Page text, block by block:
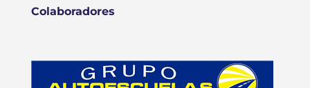
Colaboradores